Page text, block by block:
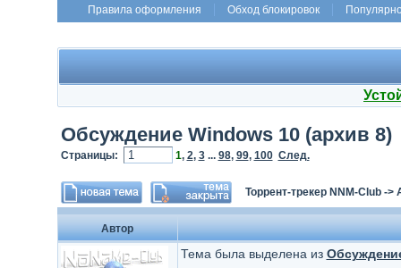
Правила оформления Обход блокировок
Обсуждение Windows 10 (архив 8)
Страницы: 1, 2, 3... 98, 99, 100 След.
Торрент-трекер NNM-Club->
Автор
Тема была выделена из